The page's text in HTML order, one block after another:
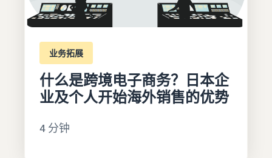
业务拓展
什么是跨境电子商务？日本企
业及个人开始海外销售的优势
4 分钟